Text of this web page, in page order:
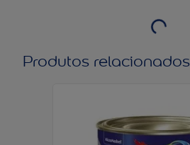
Produtos relacionados